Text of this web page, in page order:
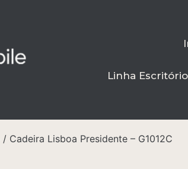
Linha Escritório
/ Cadeira Lisboa Presidente – G1012C